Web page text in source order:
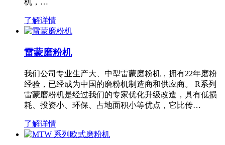
机，…
了解详情
雷蒙磨粉机
我们公司专业生产大、中型雷蒙磨粉机，拥有22年磨粉
经验，已经成为中国的磨粉机制造商和供应商。 R系列
雷蒙磨粉机是经过我们的专家优化升级改造，具有低损
耗、投资小、环保、占地面积小等优点，它比传…
了解详情